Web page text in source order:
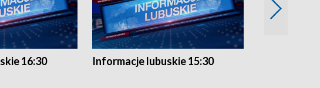
16:30 Informacje lubuskie 15:30